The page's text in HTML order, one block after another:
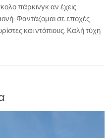
πάρκινγκ αν έχεις
Φαντάζομαι σε εποχές
και ντόπιους. Καλή τύχη